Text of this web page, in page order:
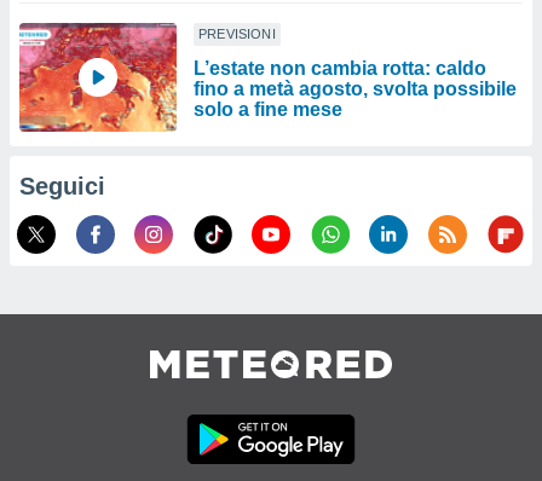
PREVISIONI
L’estate non cambia rotta: caldo
fino a metà agosto, svolta possibile
solo a fine mese
Seguici